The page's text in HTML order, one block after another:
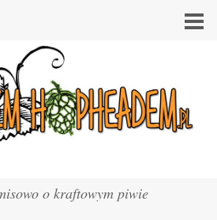
o kraftowym piwie